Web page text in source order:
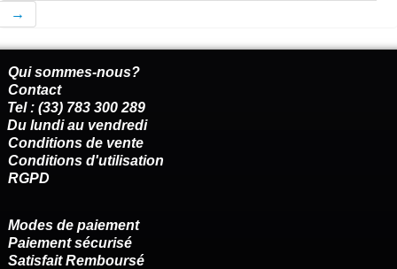
→
Qui sommes-nous?
Contact
Tel : (33) 783 300 289
Du lundi au vendredi
Conditions de vente
Conditions d'utilisation
RGPD
Modes de paiement
Paiement sécurisé
Satisfait Remboursé